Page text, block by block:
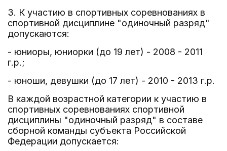
3. К участию в спортивных соревнованиях в
спортивной дисциплине "одиночный разряд"
допускаются:
- юниоры, юниорки (до 19 лет) - 2008 - 2011
г.р.;
- юноши, девушки (до 17 лет) - 2010 - 2013 г.р.
В каждой возрастной категории к участию в
спортивных соревнованиях спортивной
дисциплины "одиночный разряд" в составе
сборной команды субъекта Российской
Федерации допускается: